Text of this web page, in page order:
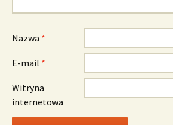
Nazwa *
E-mail *
Witryna
internetowa